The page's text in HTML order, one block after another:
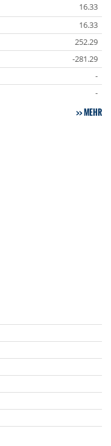
16.33
16.33
252.29
-281.29
-
-
MEHR